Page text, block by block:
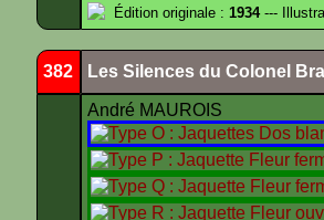
Édition originale : 1934---
382 Les Silences du Colonel
André MAUROIS